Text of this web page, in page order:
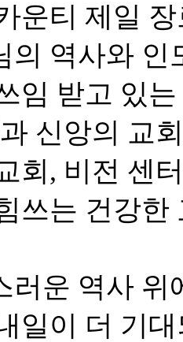
운티 제일
의 역사와
임 받고 있
신앙의 교
회, 비전 센
쓰는 건강한
러운 역사
일이 더 기